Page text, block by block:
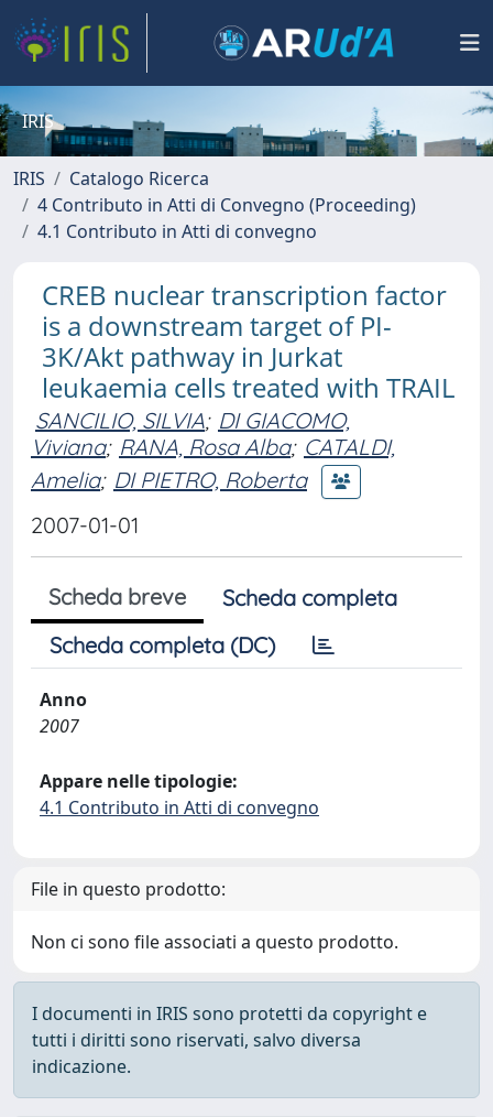
IRIS
IRIS
Catalogo Ricerca
4 Contributo in Atti di Convegno (Proceeding)
4.1 Contributo in Atti di convegno
CREB nuclear transcription factor
is a downstream target of PI-
3K/Akt pathway in Jurkat
leukaemia cells treated with TRAIL
SANCILIO, SILVIA; DI GIACOMO,
Viviana; RANA, Rosa Alba; CATALDI,
Amelia; DI PIETRO, Roberta
2007-01-01
Scheda breve
Scheda completa
Scheda completa (DC)
Anno
2007
Appare nelle tipologie:
4.1 Contributo in Atti di convegno
File in questo prodotto:
Non ci sono file associati a questo prodotto.
I documenti in IRIS sono protetti da copyright e
tutti i diritti sono riservati, salvo diversa
indicazione.